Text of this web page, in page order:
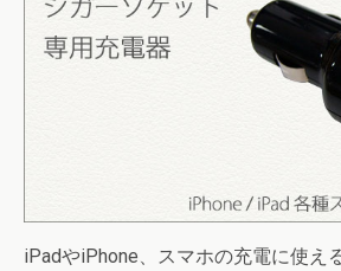
iPadやiPhone、スマホの充電に使え